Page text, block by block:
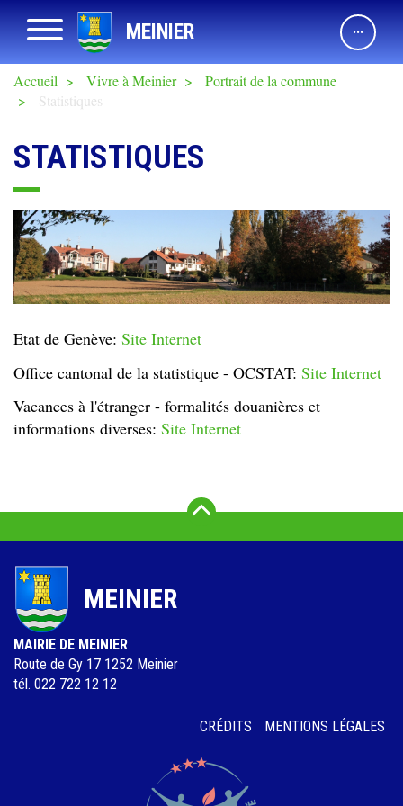
Aller
au
contenu
principal
Afficher navigation MEINIER
Accueil Vivre à Meinier
Portrait de la commune
Statistiques
STATISTIQUES
Etat de Genève: Site Internet
Office cantonal de la statistique - OCSTAT: Site Internet
Vacances à l'étranger - formalités douanières et
informations diverses: Site Internet
Vers le haut
MEINIER
MAIRIE DE MEINIER
Route de Gy 17 1252 Meinier
tél. 022 722 12 12
CRÉDITS MENTIONS LÉGALES